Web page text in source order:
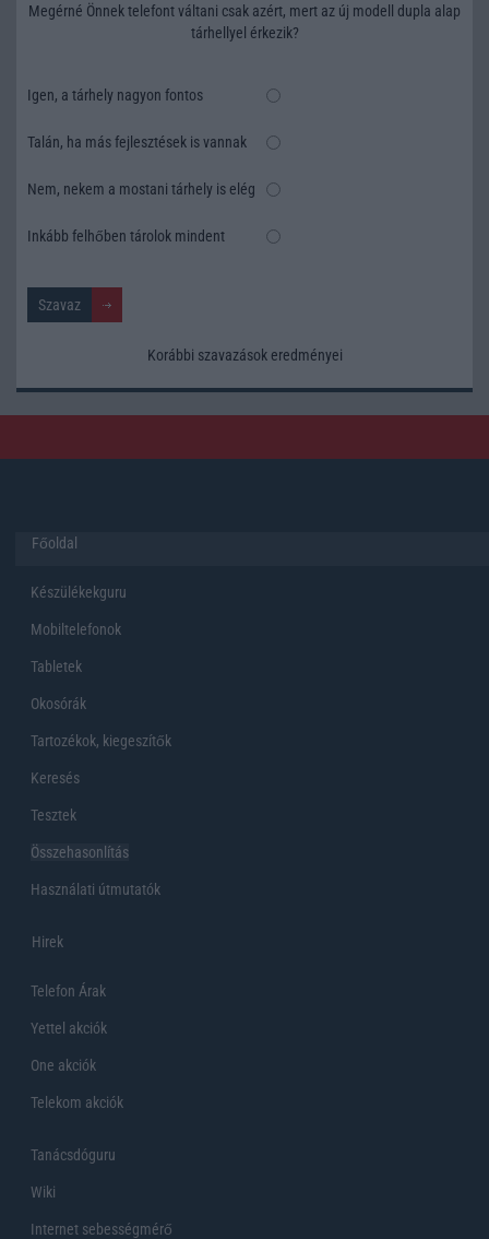
Megérné Önnek telefont váltani csak azért, mert az új modell dupla alap
tárhellyel érkezik?
Igen, a tárhely nagyon fontos
Talán, ha más fejlesztések is vannak
Nem, nekem a mostani tárhely is elég
Inkább felhőben tárolok mindent
Korábbi szavazások eredményei
Főoldal
Készülékekguru
Mobiltelefonok
Tabletek
Okosórák
Tartozékok, kiegeszítők
Keresés
Tesztek
Összehasonlítás
Használati útmutatók
Hirek
Telefon Árak
Yettel akciók
One akciók
Telekom akciók
Tanácsdóguru
Wiki
Internet sebességmérő